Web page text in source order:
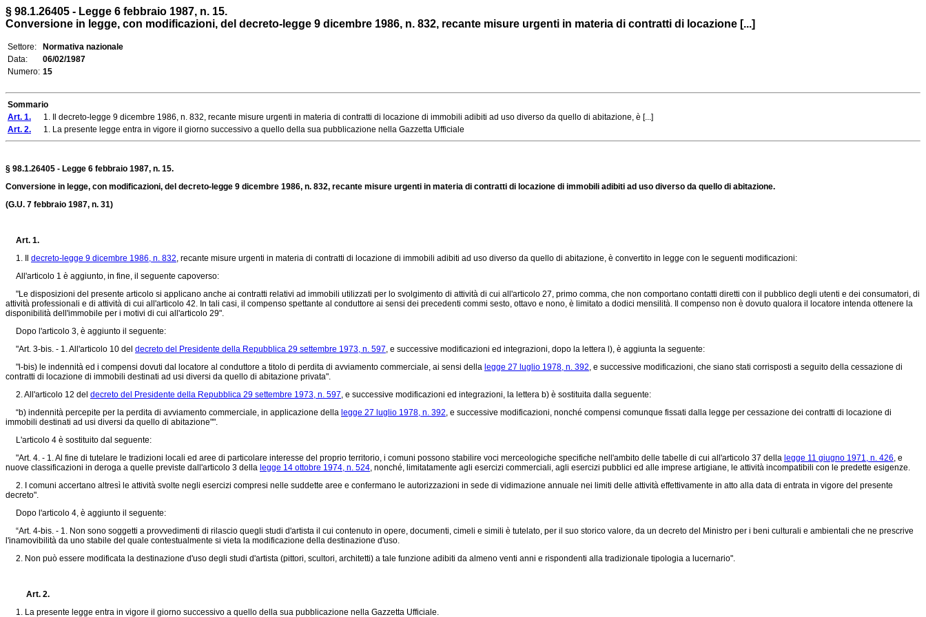
§ 98.1.26405 - Legge 6 febbraio 1987, n. 15.
Conversione in legge, con modificazioni, del decreto-legge 9 dicembre 1986, n. 832, recante misure urgenti in materia di contratti di locazione [...]
Settore:
Normativa nazionale
Data:
06/02/1987
Numero: 15
Sommario
Art. 1. 1. Il decreto-legge 9 dicembre 1986, n. 832, recante misure urgenti in materia di contratti di locazione di immobili adibiti ad uso diverso da quello di abitazione, è [...]
Art. 2. 1. La presente legge entra in vigore il giorno successivo a quello della sua pubblicazione nella Gazzetta Ufficiale
§ 98.1.26405 - Legge 6 febbraio 1987, n. 15.
Conversione in legge, con modificazioni, del decreto-legge 9 dicembre 1986, n. 832, recante misure urgenti in materia di contratti di locazione di immobili adibiti ad uso diverso da quello di abitazione.
(G.U. 7 febbraio 1987, n. 31)
Art. 1.
1. Il decreto-legge 9 dicembre 1986, n. 832, recante misure urgenti in materia di contratti di locazione di immobili adibiti ad uso diverso da quello di abitazione, è convertito in legge con le seguenti modificazioni:
All'articolo 1 è aggiunto, in fine, il seguente capoverso:
"Le disposizioni del presente articolo si applicano anche ai contratti relativi ad immobili utilizzati per lo svolgimento di attività di cui all'articolo 27, primo comma, che non comportano contatti diretti con il pubblico degli utenti e dei consumatori, di
attività professionali e di attività di cui all'articolo 42. In tali casi, il compenso spettante al conduttore ai sensi dei precedenti commi sesto, ottavo e nono, è limitato a dodici mensilità. Il compenso non è dovuto qualora il locatore intenda ottenere la
disponibilità dell'immobile per i motivi di cui all'articolo 29".
Dopo l'articolo 3, è aggiunto il seguente:
"Art. 3-bis. - 1. All'articolo 10 del decreto del Presidente della Repubblica 29 settembre 1973, n. 597, e successive modificazioni ed integrazioni, dopo la lettera l), è aggiunta la seguente:
"l-bis) le indennità ed i compensi dovuti dal locatore al conduttore a titolo di perdita di avviamento commerciale, ai sensi della legge 27 luglio 1978, n. 392, e successive modificazioni, che siano stati corrisposti a seguito della cessazione di
contratti di locazione di immobili destinati ad usi diversi da quello di abitazione privata".
2. All'articolo 12 del decreto del Presidente della Repubblica 29 settembre 1973, n. 597, e successive modificazioni ed integrazioni, la lettera b) è sostituita dalla seguente:
“b) indennità percepite per la perdita di avviamento commerciale, in applicazione della legge 27 luglio 1978, n. 392, e successive modificazioni, nonché compensi comunque fissati dalla legge per cessazione dei contratti di locazione di
immobili destinati ad usi diversi da quello di abitazione"".
L'articolo 4 è sostituito dal seguente:
"Art. 4. - 1. Al fine di tutelare le tradizioni locali ed aree di particolare interesse del proprio territorio, i comuni possono stabilire voci merceologiche specifiche nell'ambito delle tabelle di cui all'articolo 37 della legge 11 giugno 1971, n. 426, e
nuove classificazioni in deroga a quelle previste dall'articolo 3 della legge 14 ottobre 1974, n. 524, nonché, limitatamente agli esercizi commerciali, agli esercizi pubblici ed alle imprese artigiane, le attività incompatibili con le predette esigenze.
2. I comuni accertano altresì le attività svolte negli esercizi compresi nelle suddette aree e confermano le autorizzazioni in sede di vidimazione annuale nei limiti delle attività effettivamente in atto alla data di entrata in vigore del presente
decreto".
Dopo l'articolo 4, è aggiunto il seguente:
“Art. 4-bis. - 1. Non sono soggetti a provvedimenti di rilascio quegli studi d'artista il cui contenuto in opere, documenti, cimeli e simili è tutelato, per il suo storico valore, da un decreto del Ministro per i beni culturali e ambientali che ne prescrive
l'inamovibilità da uno stabile del quale contestualmente si vieta la modificazione della destinazione d'uso.
2. Non può essere modificata la destinazione d'uso degli studi d'artista (pittori, scultori, architetti) a tale funzione adibiti da almeno venti anni e rispondenti alla tradizionale tipologia a lucernario".
Art. 2.
1. La presente legge entra in vigore il giorno successivo a quello della sua pubblicazione nella Gazzetta Ufficiale.